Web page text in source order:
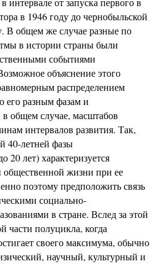
в 1946 году до чернобыльской
В общем же случае разные по
в истории страны были
событиями
объяснение этого
распределением
его разным фазам и
общем случае, масштабов
интервалов развития. Так,
40-летней фазы
20 лет) характеризуется
жизни при ее
поэтому предположить связь
социально-
в стране. Вслед за этой
части полуцикла, когда
своего максимума, обычно
научный, культурный и